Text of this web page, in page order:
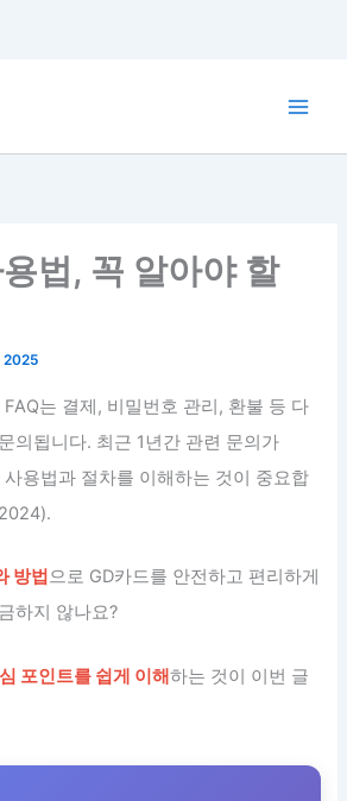
법, 꼭 알아야 할
2025
는 결제, 비밀번호 관리, 환불 등 다
의됩니다. 최근 1년간 관련 문의가
사용법과 절차를 이해하는 것이 중요합
방법으로 GD카드를 안전하고 편리하게
하지 않나요?
포인트를 쉽게 이해하는 것이 이번 글